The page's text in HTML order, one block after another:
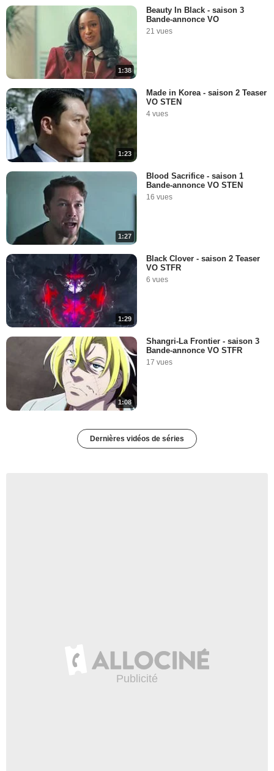
1:38
Beauty In Black - saison 3
Bande-annonce VO
21 vues
1:23
Made in Korea - saison 2 Teaser
VO STEN
4 vues
1:27
Blood Sacrifice - saison 1
Bande-annonce VO STEN
16 vues
1:29
Black Clover - saison 2 Teaser
VO STFR
6 vues
1:08
Shangri-La Frontier - saison 3
Bande-annonce VO STFR
17 vues
Dernières vidéos de séries